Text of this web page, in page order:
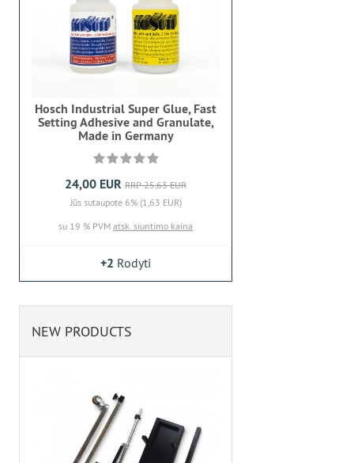
Hosch Industrial Super Glue, Fast
Setting Adhesive and Granulate,
Made in Germany
24,00 EUR RRP 25,63 EUR
Jūs sutaupote 6% (1,63 EUR)
su 19 % PVM atsk. siuntimo kaina
+2 Rodyti
NEW PRODUCTS